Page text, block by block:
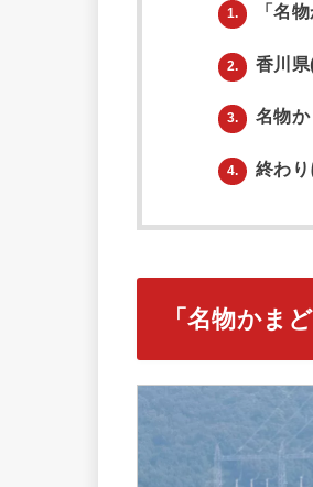
1. 「名
2. 香川
3. 名物
4. 終わり
「名物かま